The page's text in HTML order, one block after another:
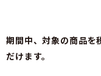
期間中、対象の商品を
だけます。